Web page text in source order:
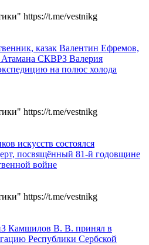
https://t.me/vestnikg
казак Валентин Ефремов,
СКВРЗ Валерия
на полюс холода
https://t.me/vestnikg
искусств состоялся
посвящённый 81-й годовщине
войне
https://t.me/vestnikg
Камшилов В. В. принял в
Республики Сербской